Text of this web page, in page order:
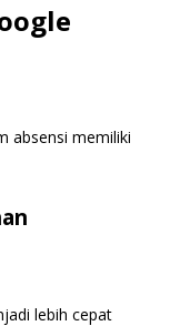
absensi memiliki
lebih cepat